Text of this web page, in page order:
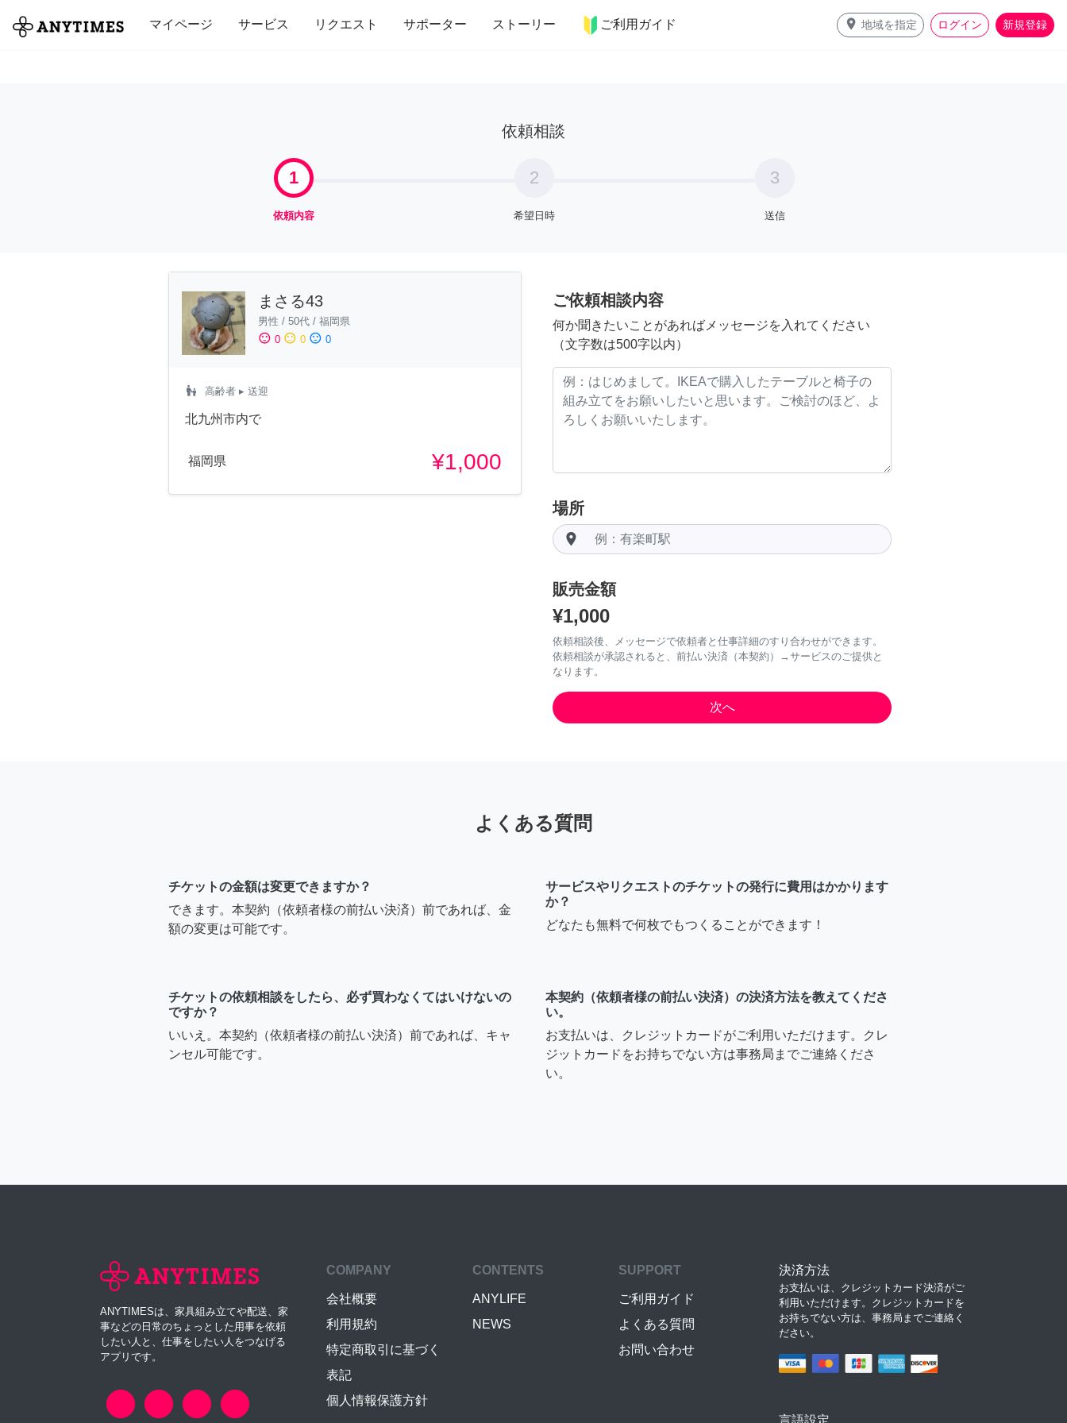
マイページ サービス リクエスト サポーター ストーリー ご利用ガイド place 地域を指定 ログイン 新規登録
全て 修理・組立 家事 引っ越し インテリア 趣味・習い事 ペット 料理
依頼相談
1
依頼内容
2
希望日時
3
送信
まさる43
男性 / 50代 / 福岡県
sentiment_satisfied 0 sentiment_neutral 0 sentiment_dissatisfied 0
escalator_warning 高齢者 ▸ 送迎
北九州市内で
福岡県 ¥1,000
ご依頼相談内容
何か聞きたいことがあればメッセージを入れてください
（文字数は500字以内）
場所
room
販売金額
¥1,000
依頼相談後、メッセージで依頼者と仕事詳細のすり合わせができます。
依頼相談が承認されると、前払い決済（本契約）→サービスのご提供と
なります。
よくある質問
チケットの金額は変更できますか？
できます。本契約（依頼者様の前払い決済）前であれば、金
額の変更は可能です。
サービスやリクエストのチケットの発行に費用はかかります
か？
どなたも無料で何枚でもつくることができます！
チケットの依頼相談をしたら、必ず買わなくてはいけないの
ですか？
いいえ。本契約（依頼者様の前払い決済）前であれば、キャ
ンセル可能です。
本契約（依頼者様の前払い決済）の決済方法を教えてくださ
い。
お支払いは、クレジットカードがご利用いただけます。クレ
ジットカードをお持ちでない方は事務局までご連絡くださ
い。
ANYTIMESは、家具組み立てや配送、家
事などの日常のちょっとした用事を依頼
したい人と、仕事をしたい人をつなげる
アプリです。
COMPANY
会社概要
利用規約
特定商取引に基づく
表記
個人情報保護方針
CONTENTS
ANYLIFE
NEWS
SUPPORT
ご利用ガイド
よくある質問
お問い合わせ
決済方法
お支払いは、クレジットカード決済がご
利用いただけます。クレジットカードを
お持ちでない方は、事務局までご連絡く
ださい。
言語設定